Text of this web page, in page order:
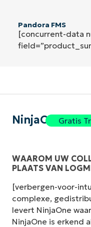
Pandora FMS
[concurrent-data
NinjaOneGratis
WAAROM UW
PLAATS VAN
[verbergen-voor-
complexe,
levert NinjaOne
NinjaOne is erkend